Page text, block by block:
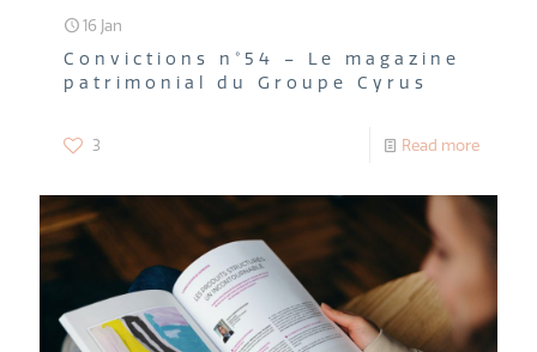
16 Jan
Convictions n°54 – Le magazine
patrimonial du Groupe Cyrus
3 Read more